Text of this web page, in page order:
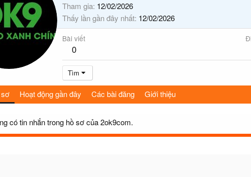
Tham gia 12/02/2026
Thấy lần gần đây nhất 12/02/2026
Bài viết
0
Tìm
Hoạt động gần đây Các bài đăng Giới thiệu
có tin nhắn trong hồ sơ của 2ok9com.